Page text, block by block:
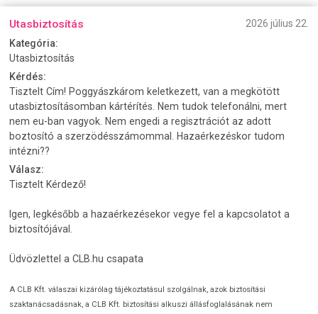
Utasbiztosítás
2026 július 22.
Kategória:
Utasbiztosítás
Kérdés:
Tisztelt Cím! Poggyászkárom keletkezett, van a megkötött
utasbiztosításomban kártérítés. Nem tudok telefonálni, mert
nem eu-ban vagyok. Nem engedi a regisztrációt az adott
boztosító a szerzödésszámommal. Hazaérkezéskor tudom
intézni??
Válasz:
Tisztelt Kérdező!
Igen, legkésőbb a hazaérkezésekor vegye fel a kapcsolatot a
biztosítójával.
Üdvözlettel a CLB.hu csapata
A CLB Kft. válaszai kizárólag tájékoztatásul szolgálnak, azok biztosítási
szaktanácsadásnak, a CLB Kft. biztosítási alkuszi állásfoglalásának nem